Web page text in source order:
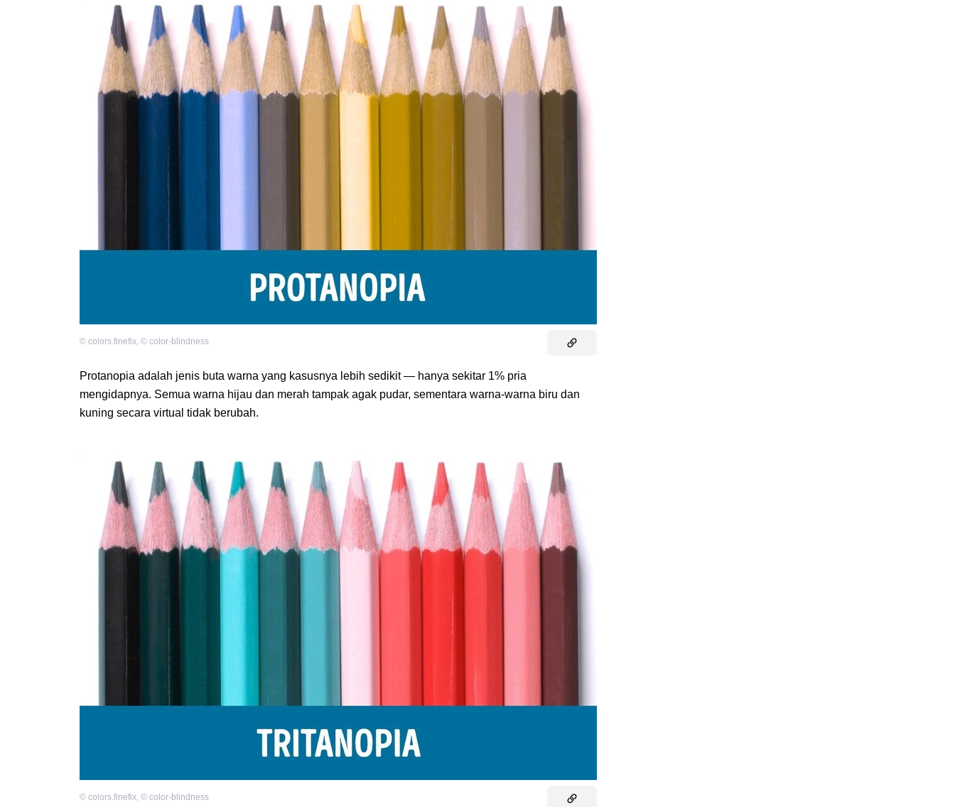
© colors.finefix, © color-blindness
Protanopia adalah jenis buta warna yang kasusnya lebih sedikit — hanya sekitar 1% pria
mengidapnya. Semua warna hijau dan merah tampak agak pudar, sementara warna-warna biru dan
kuning secara virtual tidak berubah.
© colors.finefix, © color-blindness